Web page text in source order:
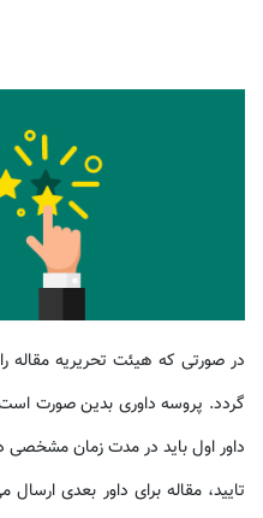
در صورتی که هیئت تحریریه مقاله
گردد. پروسه داوری بدین صورت است
داور اول باید در مدت زمان مشخصی
تایید، مقاله برای داور بعدی